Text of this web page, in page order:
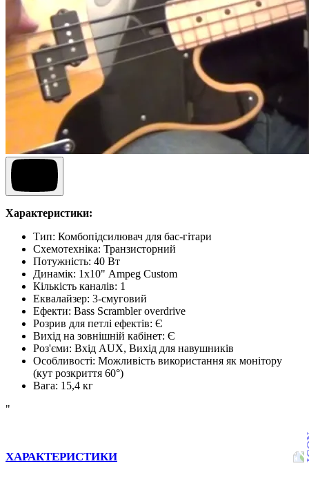
Характеристики:
Тип: Комбопідсилювач для бас-гітари
Схемотехніка: Транзисторний
Потужність: 40 Вт
Динамік: 1х10" Ampeg Custom
Кількість каналів: 1
Еквалайзер: 3-смуговий
Ефекти: Bass Scrambler overdrive
Розрив для петлі ефектів: Є
Вихід на зовнішній кабінет: Є
Роз'єми: Вхід AUX, Вихід для навушників
Особливості: Можливість використання як монітору
(кут розкриття 60°)
Вага: 15,4 кг
"
ХАРАКТЕРИСТИКИ